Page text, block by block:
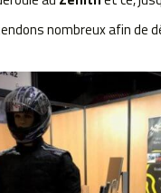
nombreux afin de